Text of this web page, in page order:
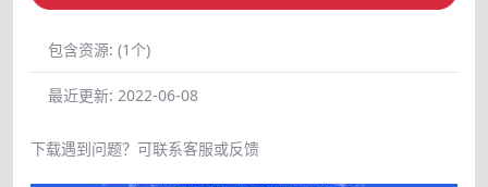
包含资源: (1个)
最近更新: 2022-06-08
下载遇到问题？可联系客服或反馈